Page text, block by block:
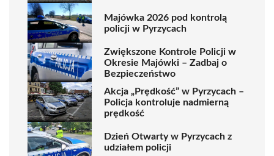
Majówka 2026 pod kontrolą
policji w Pyrzycach
Zwiększone Kontrole Policji w
Okresie Majówki – Zadbaj o
Bezpieczeństwo
Akcja „Prędkość” w Pyrzycach –
Policja kontroluje nadmierną
prędkość
Dzień Otwarty w Pyrzycach z
udziałem policji